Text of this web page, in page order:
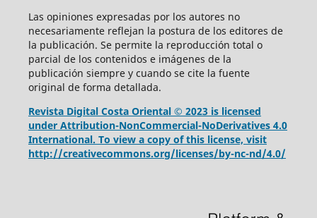
Las opiniones expresadas por los autores no
necesariamente reflejan la postura de los editores de
la publicación. Se permite la reproducción total o
parcial de los contenidos e imágenes de la
publicación siempre y cuando se cite la fuente
original de forma detallada.
Revista Digital Costa Oriental © 2023 is licensed
under Attribution-NonCommercial-NoDerivatives 4.0
International. To view a copy of this license, visit
http://creativecommons.org/licenses/by-nc-nd/4.0/